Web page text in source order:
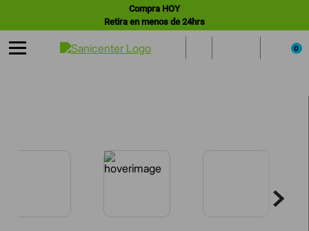
Compra HOY
Retira en menos de 24hrs
0